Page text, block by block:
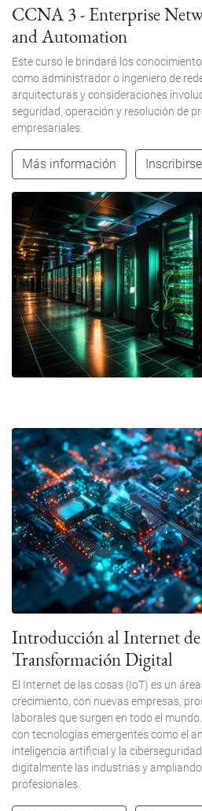
CCNA 3 - Enterprise
and Automation
Este curso le brindará los
como administrador o ingeniero de
arquitecturas y consideraciones
seguridad, operación y resolución de
empresariales.
Más información Inscribirse
Introducción al Internet de
Transformación Digital
El Internet de las cosas (IoT) es un
crecimiento, con nuevas empresas,
laborales que surgen en todo el
con tecnologías emergentes como el
inteligencia artificial y la
digitalmente las industrias y
profesionales.